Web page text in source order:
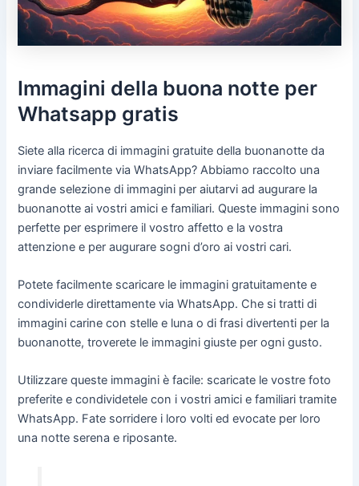
Immagini della buona notte per
Whatsapp gratis
Siete alla ricerca di immagini gratuite della buonanotte da
inviare facilmente via WhatsApp? Abbiamo raccolto una
grande selezione di immagini per aiutarvi ad augurare la
buonanotte ai vostri amici e familiari. Queste immagini sono
perfette per esprimere il vostro affetto e la vostra
attenzione e per augurare sogni d’oro ai vostri cari.
Potete facilmente scaricare le immagini gratuitamente e
condividerle direttamente via WhatsApp. Che si tratti di
immagini carine con stelle e luna o di frasi divertenti per la
buonanotte, troverete le immagini giuste per ogni gusto.
Utilizzare queste immagini è facile: scaricate le vostre foto
preferite e condividetele con i vostri amici e familiari tramite
WhatsApp. Fate sorridere i loro volti ed evocate per loro
una notte serena e riposante.